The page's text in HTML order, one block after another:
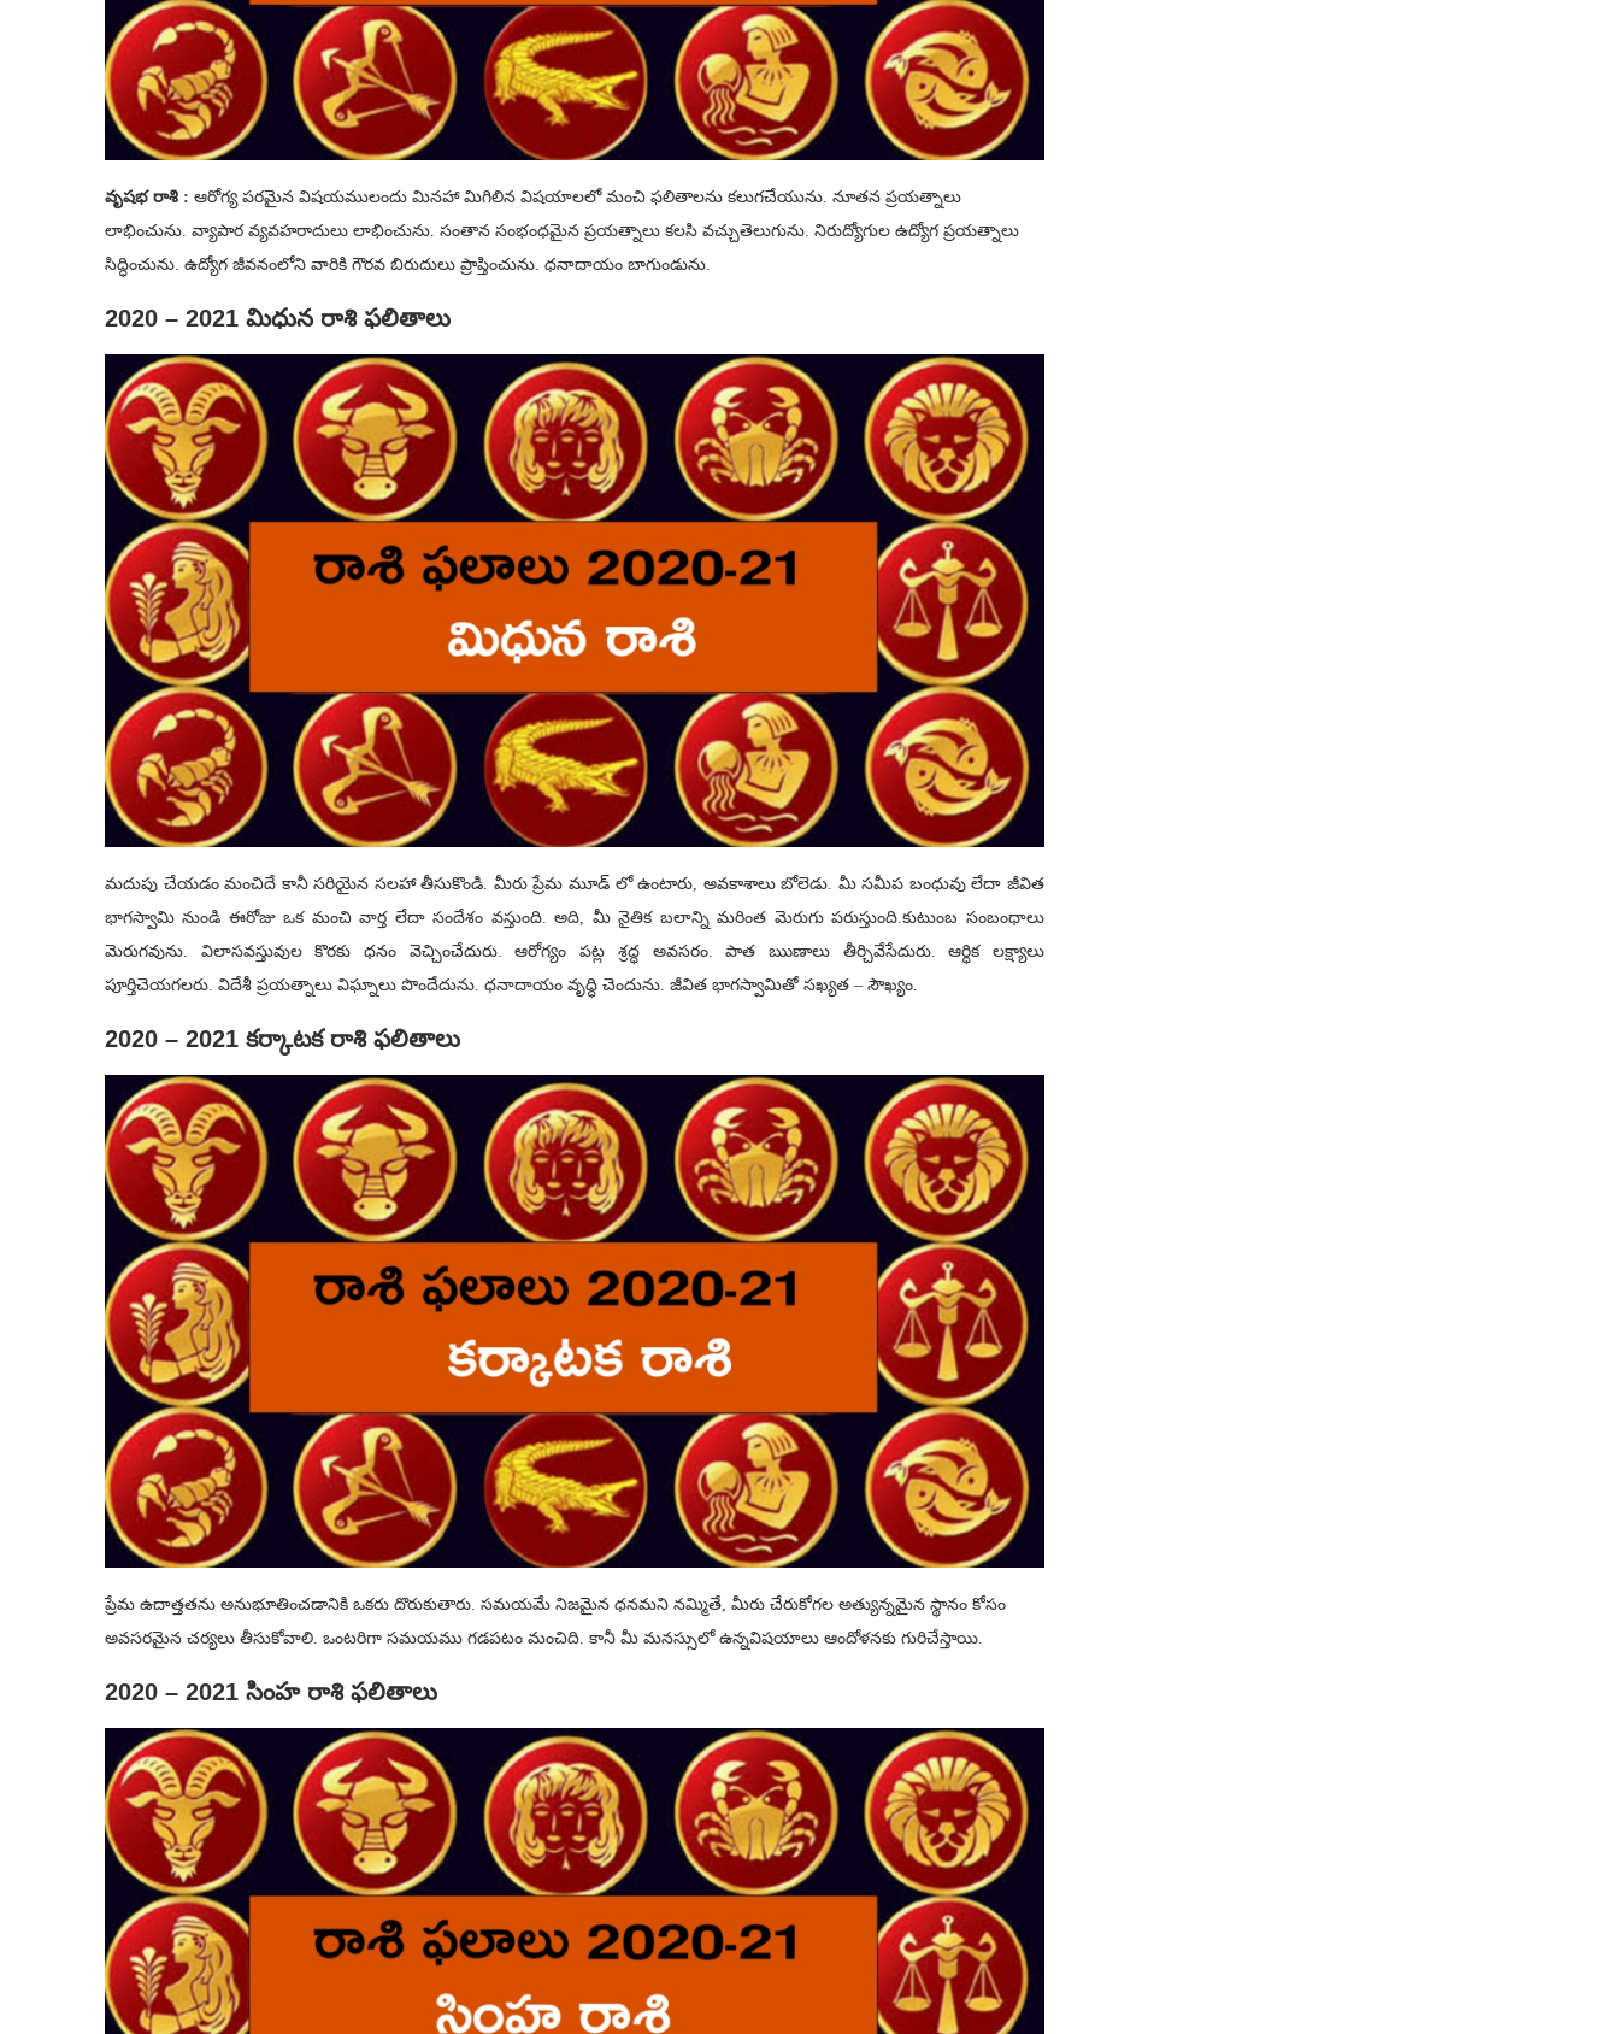
వృషభ రాశి : ఆరోగ్య పరమైన విషయములందు మినహా మిగిలిన విషయాలలో మంచి ఫలితాలను కలుగచేయును. నూతన ప్రయత్నాలు
లాభించును. వ్యాపార వ్యవహరాదులు లాభించును. సంతాన సంభంధమైన ప్రయత్నాలు కలసి వచ్చుతెలుగును. నిరుద్యోగుల ఉద్యోగ ప్రయత్నాలు
సిద్ధించును. ఉద్యోగ జీవనంలోని వారికి గౌరవ బిరుదులు ప్రాప్తించును. ధనాదాయం బాగుండును.
2020 – 2021 మిధున రాశి ఫలితాలు
మదుపు చేయడం మంచిదే కానీ సరియైన సలహా తీసుకొండి. మీరు ప్రేమ మూడ్ లో ఉంటారు, అవకాశాలు బోలెడు. మీ సమీప బంధువు లేదా జీవిత
భాగస్వామి నుండి ఈరోజు ఒక మంచి వార్త లేదా సందేశం వస్తుంది. అది, మీ నైతిక బలాన్ని మరింత మెరుగు పరుస్తుంది.కుటుంబ సంబంధాలు
మెరుగవును. విలాసవస్తువుల కొరకు ధనం వెచ్చించేదురు. ఆరోగ్యం పట్ల శ్రద్ధ అవసరం. పాత ఋణాలు తీర్చివేసేదురు. ఆర్ధిక లక్ష్యాలు
పూర్తిచెయగలరు. విదేశీ ప్రయత్నాలు విఘ్నాలు పొందేదును. ధనాదాయం వృద్ధి చెందును. జీవిత భాగస్వామితో సఖ్యత – సౌఖ్యం.
2020 – 2021 కర్కాటక రాశి ఫలితాలు
ప్రేమ ఉదాత్తతను అనుభూతించడానికి ఒకరు దొరుకుతారు. సమయమే నిజమైన ధనమని నమ్మితే, మీరు చేరుకోగల అత్యున్నమైన స్థానం కోసం
అవసరమైన చర్యలు తీసుకోవాలి. ఒంటరిగా సమయము గడపటం మంచిది. కానీ మీ మనస్సులో ఉన్నవిషయాలు ఆందోళనకు గురిచేస్తాయి.
2020 – 2021 సింహ రాశి ఫలితాలు